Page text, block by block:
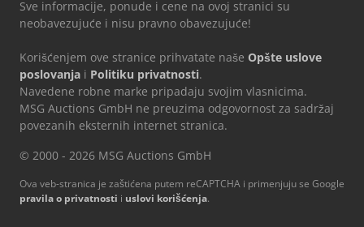
Sve informacije, ponude i cene na ovoj stranici su
neobavezujuće i nisu pravno obavezujuće!
Korišćenjem ove stranice prihvatate naše Opšte uslove
poslovanja i Politiku privatnosti.
Navedene robne marke pripadaju svojim vlasnicima.
MSG Auctions GmbH ne preuzima odgovornost za sadržaj
povezanih eksternih internet stranica.
© 2000 - 2026 MSG Auctions GmbH
Ova veb-stranica je zaštićena putem reCAPTCHA i primenjuju se Google
pravila o privatnosti i uslovi korišćenja.